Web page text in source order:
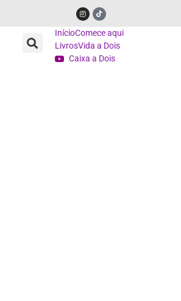
InícioComece aqui
LivrosVida a Dois
Caixa a Dois